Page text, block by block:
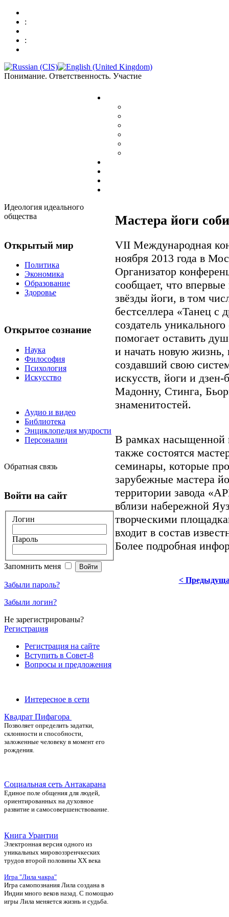
:
:
Понимание. Ответственность. Участие
Идеология идеального
общества
Открытый мир
Политика
Экономика
Образование
Здоровье
Открытое сознание
Наука
Философия
Психология
Искусство
Аудио и видео
Библиотека
Энциклопедия мудрости
Персоналии
Обратная связь
Войти на сайт
Логин
Пароль
Запомнить меня
Забыли пароль?
Забыли логин?
Не зарегистрированы?
Регистрация
Регистрация на сайте
Вступить в Совет-8
Вопросы и предложения
Интересное в сети
Квадрат Пифагора
Позволяет определить задатки,
склонности и способности,
заложенные человеку в момент его
рождения.
Социальная сеть Антакарана
Единое поле общения для людей,
ориентированных на духовное
развитие и самосовершенствование.
Книга Урантии
Электронная версия одного из
уникальных мировоззренчкеских
трудов второй половины ХХ века
Игра "Лила чакра"
Игра самопознания Лила создана в
Индии много веков назад. С помощью
игры Лила меняется жизнь и судьба.
Мастера йоги
VII Международная
ноября 2013 года в
Организатор
сообщает, что
звёзды йоги, в том
бестселлера «Танец с
создатель
помогает оставить
и начать новую
создавший свою
искусств, йоги и
Мадонну, Стинга,
знаменитостей.
В рамках насыщенной
также состоятся
семинары, которые
зарубежные мастера
территории завода
вблизи набережной
творческими
входит в состав
Более подробная
<